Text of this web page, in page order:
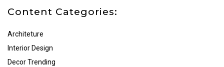
Content Categories:
Architeture
Interior Design
Decor Trending